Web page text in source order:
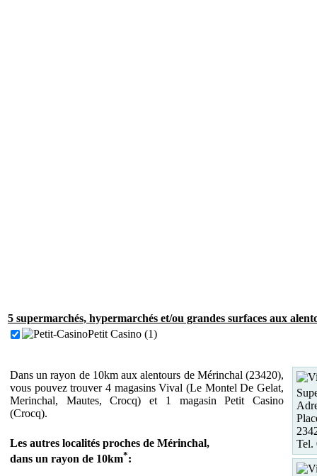
5 supermarchés, hypermarchés et/ou grandes surfaces aux
Petit Casino (1)
Dans un rayon de 10km aux alentours de Mérinchal (23420),
vous pouvez trouver 4 magasins Vival (Le Montel De Gelat,
Merinchal, Mautes, Crocq) et 1 magasin Petit Casino
(Crocq).
Les autres localités proches de Mérinchal,
dans un rayon de 10km*:
Tel.